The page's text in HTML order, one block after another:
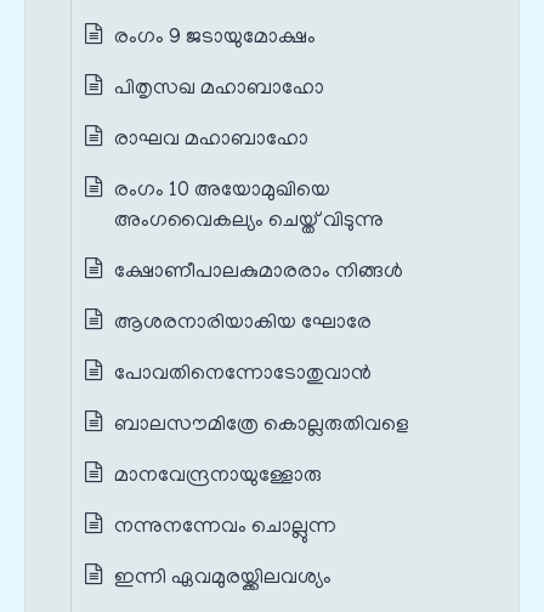
രംഗം 9 ജടായുമോക്ഷം
പിതൃസഖ മഹാബാഹോ
രാഘവ മഹാബാഹോ
രംഗം 10 അയോമുഖിയെ
അംഗവൈകല്യം ചെയ്ത് വിടുന്നു
ക്ഷോണീപാലകുമാരരാം നിങ്ങൾ
ആശരനാരിയാകിയ ഘോരേ
പോവതിനെന്നോടോതുവാൻ
ബാലസൗമിത്രേ കൊല്ലരുതിവളെ
മാനവേന്ദ്രനായുള്ളോരു
നന്നുനന്നേവം ചൊല്ലുന്ന
ഇന്നി ഏവമുരയ്ക്കിലവശ്യം